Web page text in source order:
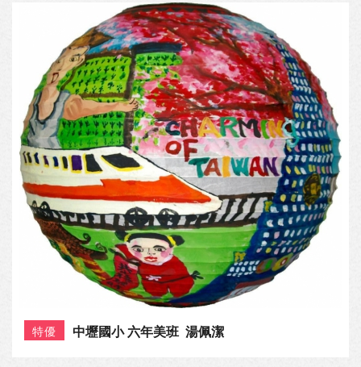
特優 中壢國小 六年美班 湯佩潔
佳作 桃園國小 四年七班 張愛眉